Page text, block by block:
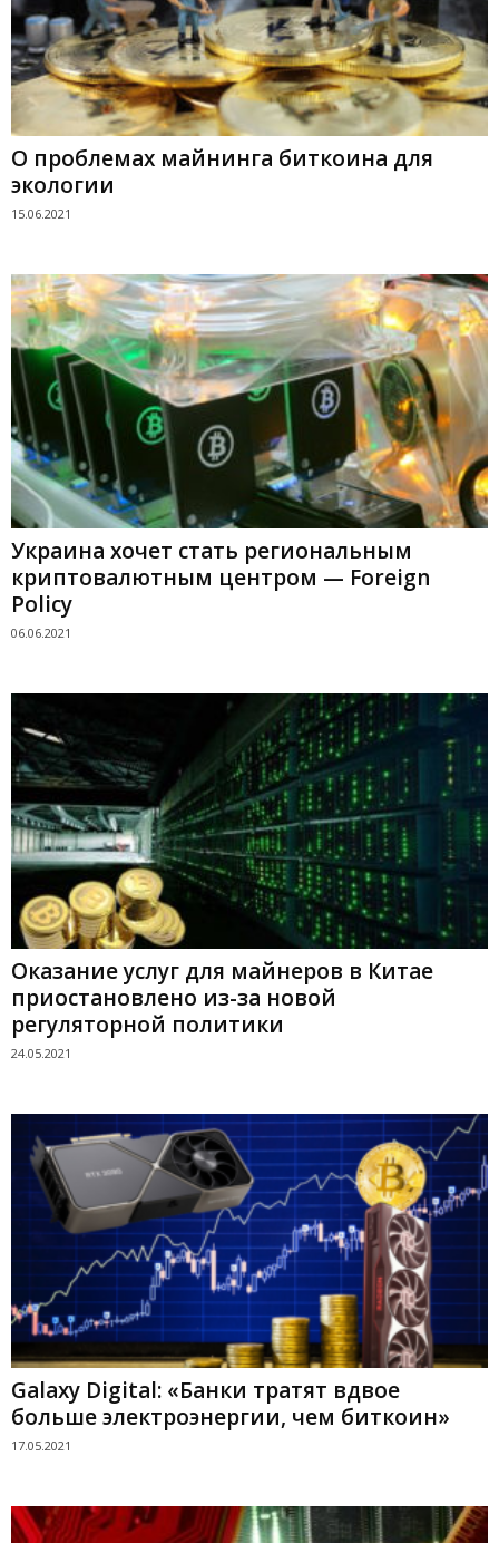
О проблемах майнинга биткоина для
экологии
15.06.2021
Украина хочет стать региональным
криптовалютным центром — Foreign
Policy
06.06.2021
Оказание услуг для майнеров в Китае
приостановлено из-за новой
регуляторной политики
24.05.2021
Galaxy Digital: «Банки тратят вдвое
больше электроэнергии, чем биткоин»
17.05.2021